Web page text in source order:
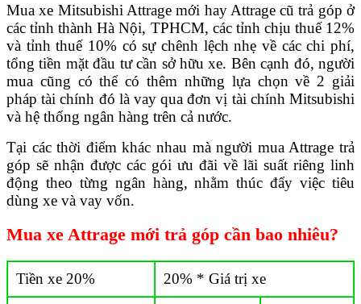
Mua xe Mitsubishi Attrage mới hay Attrage cũ trả góp ở
các tỉnh thành Hà Nội, TPHCM, các tỉnh chịu thuế 12%
và tỉnh thuế 10% có sự chênh lệch nhẹ về các chi phí,
tổng tiền mặt đầu tư cần sở hữu xe. Bên cạnh đó, người
mua cũng có thể có thêm những lựa chọn về 2 giải
pháp tài chính đó là vay qua đơn vị tài chính Mitsubishi
và hệ thống ngân hàng trên cả nước.
Tại các thời điểm khác nhau mà người mua Attrage trả
góp sẽ nhận được các gói ưu đãi về lãi suất riêng linh
động theo từng ngân hàng, nhằm thúc đẩy việc tiêu
dùng xe và vay vốn.
Mua xe Attrage mới trả góp cần bao nhiêu?
Tiền xe 20% 20% * Giá trị xe